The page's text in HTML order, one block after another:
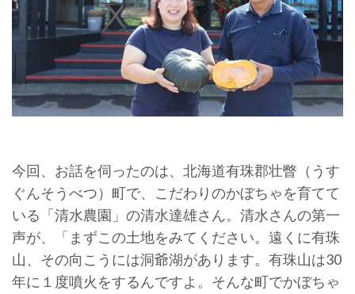
今回、お話を伺ったのは、北海道有珠郡壮瞥（うす
ぐんそうべつ）町で、こだわりのかぼちゃを育てて
いる「清水農園」の清水達雄さん。清水さんの第一
声が、「まずこの土地をみてください。遠くに有珠
山、その向こうには洞爺湖があります。有珠山は30
年に１度噴火をするんですよ。そんな町でかぼちゃ